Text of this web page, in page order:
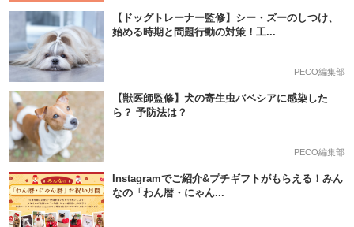
【ドッグトレーナー監修】シー・ズーのしつけ、
始める時期と問題行動の対策！工...
PECO編集部
【獣医師監修】犬の寄生虫バベシアに感染した
ら？ 予防法は？
PECO編集部
Instagramでご紹介&プチギフトがもらえる！みん
なの「わん暦・にゃん...